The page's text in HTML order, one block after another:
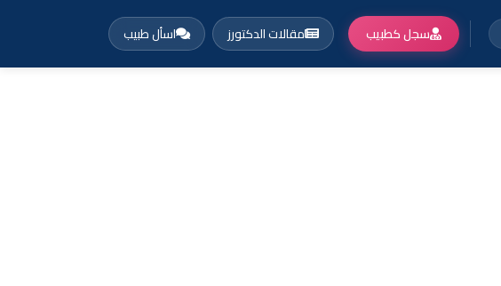
اسأل طبيب مقالات الدكتورز سجل كطبيب